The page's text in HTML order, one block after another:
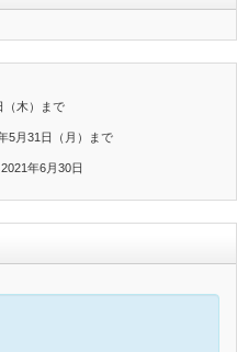
（木）まで
5月31日（月）まで
年6月30日